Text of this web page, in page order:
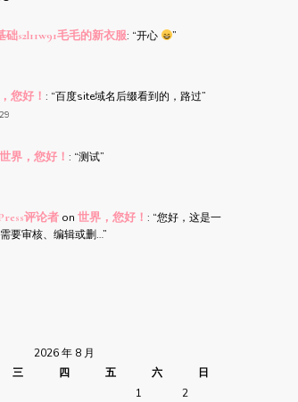
础s2l11w91毛毛的新衣服: “开心 ”
您好！ : “百度site域名后缀看到的，路过”
世界，您好！ : “测试”
评论者on 世界，您好！ : “您好，这是一
要审核、编辑或删…”
2026 年 8 月
三 四 五 六
日
1
2